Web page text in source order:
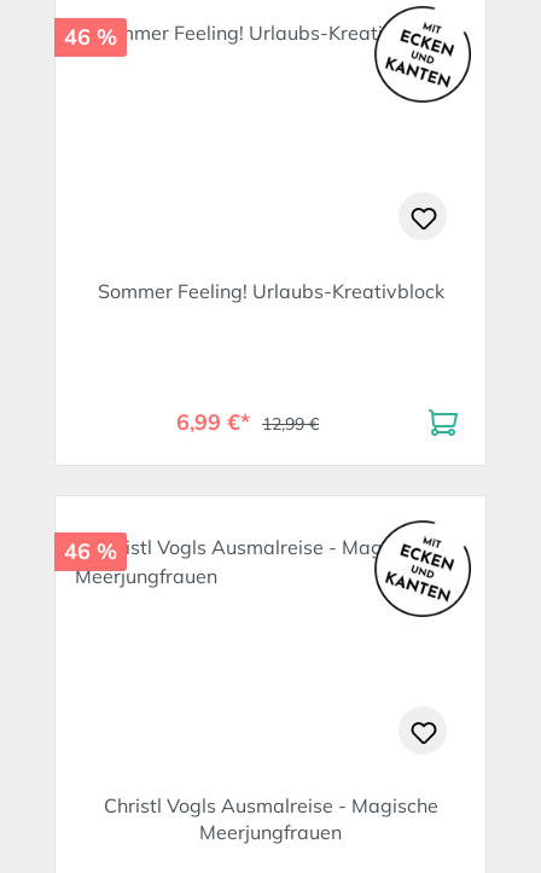
46 %
Sommer Feeling! Urlaubs-Kreativblock
6,99 €* 12,99 €
46 %
Christl Vogls Ausmalreise - Magische
Meerjungfrauen